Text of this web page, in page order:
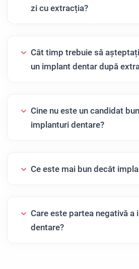
zi cu extracția?
Cât timp trebuie să
un implant dentar după
Cine nu este un candidat
implanturi dentare?
Ce este mai bun decât
Care este partea negativă a
dentare?